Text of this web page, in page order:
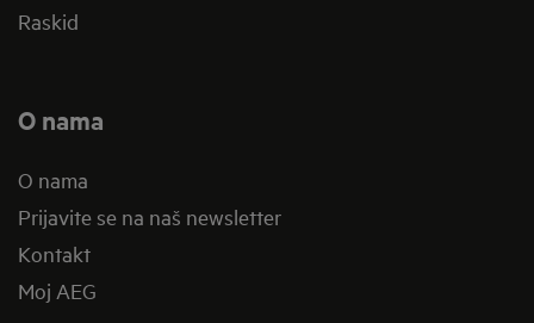
Raskid
O nama
O nama
Prijavite se na naš newsletter
Kontakt
Moj AEG